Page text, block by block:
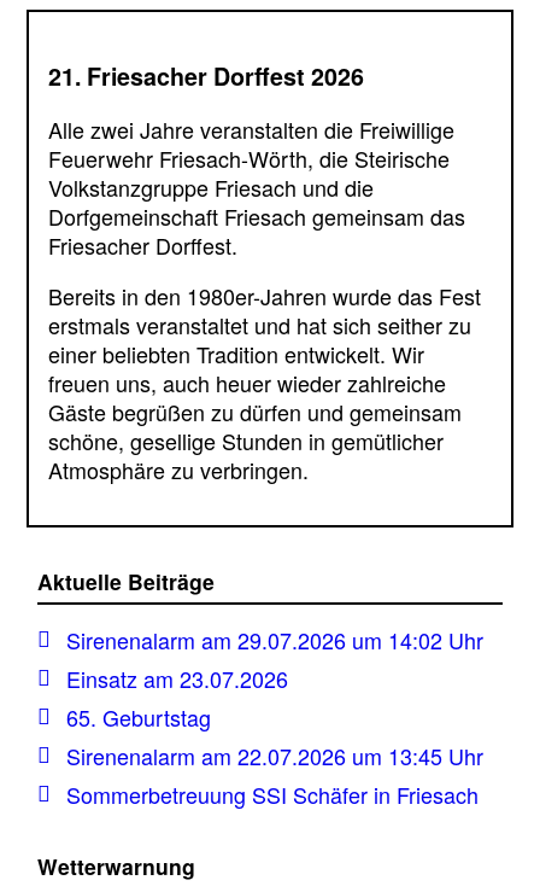
21. Friesacher Dorffest 2026
Alle zwei Jahre veranstalten die Freiwillige
Feuerwehr Friesach-Wörth, die Steirische
Volkstanzgruppe Friesach und die
Dorfgemeinschaft Friesach gemeinsam das
Friesacher Dorffest.
Bereits in den 1980er-Jahren wurde das Fest
erstmals veranstaltet und hat sich seither zu
einer beliebten Tradition entwickelt. Wir
freuen uns, auch heuer wieder zahlreiche
Gäste begrüßen zu dürfen und gemeinsam
schöne, gesellige Stunden in gemütlicher
Atmosphäre zu verbringen.
Aktuelle Beiträge
Sirenenalarm am 29.07.2026 um 14:02 Uhr
Einsatz am 23.07.2026
65. Geburtstag
Sirenenalarm am 22.07.2026 um 13:45 Uhr
Sommerbetreuung SSI Schäfer in Friesach
Wetterwarnung